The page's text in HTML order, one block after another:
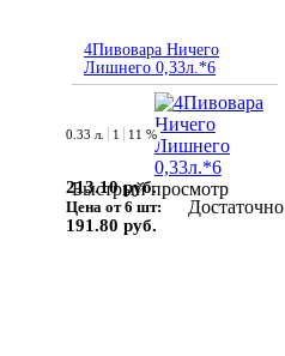
4Пивовара Ничего
Лишнего 0,33л.*6
Быстрый просмотр
0.33 л. 1 11 %
213.10 руб.
Цена от 6 шт:
191.80 руб.
Достаточно